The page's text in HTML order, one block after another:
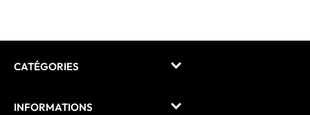
CATÉGORIES
INFORMATIONS